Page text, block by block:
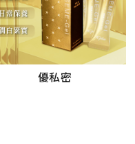
優私密